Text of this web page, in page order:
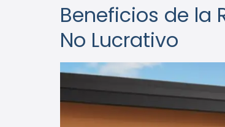
Beneficios de la
No Lucrativo